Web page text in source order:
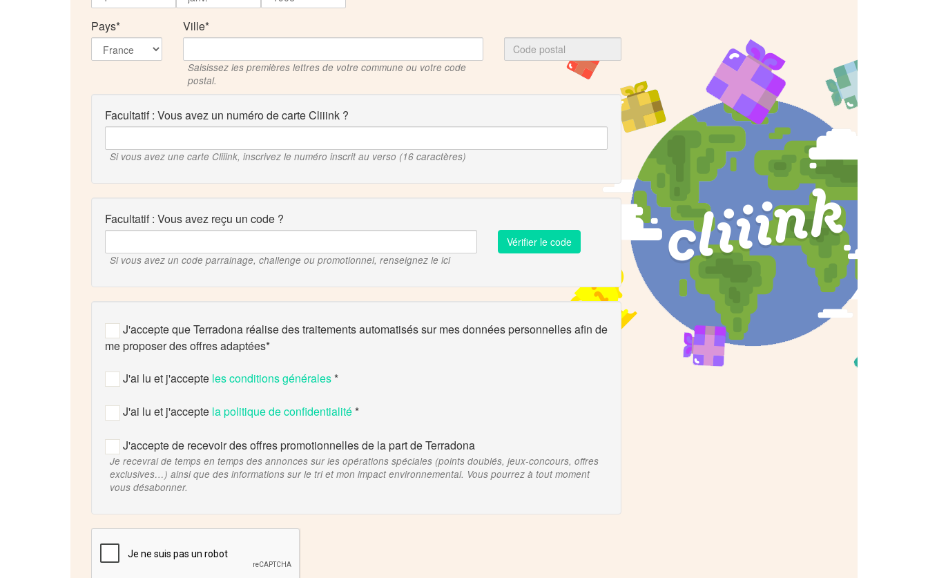
Pays Ville
Saisissez les premières lettres de votre commune ou votre code
postal.
Facultatif : Vous avez un numéro de carte Cliiink ?
Si vous avez une carte Cliiink, inscrivez le numéro inscrit au verso (16 caractères)
Facultatif : Vous avez reçu un code ?
Si vous avez un code parrainage, challenge ou promotionnel, renseignez le ici
Vérifier le code
J'accepte que Terradona réalise des traitements automatisés sur mes données personnelles afin de
me proposer des offres adaptées
J'ai lu et j'accepte les conditions générales
J'ai lu et j'accepte la politique de confidentialité
J'accepte de recevoir des offres promotionnelles de la part de Terradona
Je recevrai de temps en temps des annonces sur les opérations spéciales (points doublés, jeux-concours, offres
exclusives…) ainsi que des informations sur le tri et mon impact environnemental. Vous pourrez à tout moment
vous désabonner.